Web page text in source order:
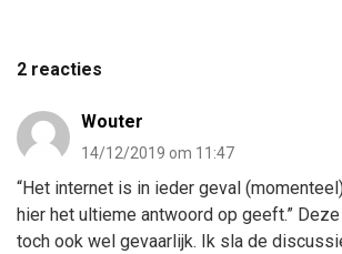
2 reacties
Wouter
14/12/2019 om 11:47
“Het internet is in ieder geval
hier het ultieme antwoord op geeft.”
toch ook wel gevaarlijk. Ik sla de